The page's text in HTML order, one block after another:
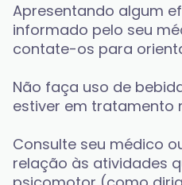
Apresentando algum
informado pelo seu
contate-os para
Não faça uso de
estiver em tratamento
Consulte seu médico
relação às atividades